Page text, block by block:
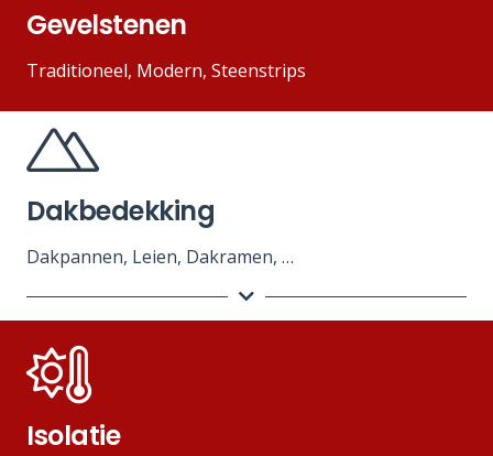
Gevelstenen
Traditioneel, Modern, Steenstrips
Dakbedekking
Dakpannen, Leien, Dakramen, …
Isolatie